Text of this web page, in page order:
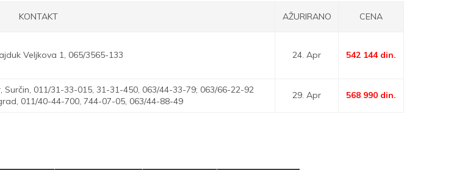
KONTAKT AŽURIRANO CENA
Veljkova 1, 065/3565-133 24. Apr 542 144din.
Surčin, 011/31-33-015, 31-31-450, 063/44-33-79; 063/66-22-92
011/40-44-700, 744-07-05, 063/44-88-49
29. Apr 568 990 din.